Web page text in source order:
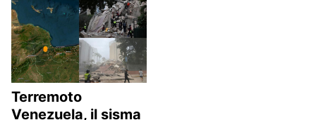
Terremoto
Venezuela, il sisma